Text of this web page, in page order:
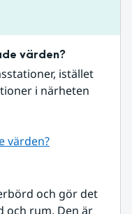
värden?
istället
i närheten
värden?
och gör det
och rum. Den är